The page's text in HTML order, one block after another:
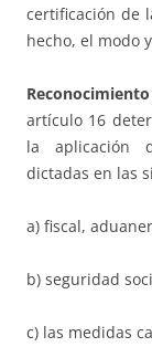
certificación de
hecho, el modo
artículo 16
la aplicación
dictadas en las
a) fiscal,
b) seguridad
c) las medidas